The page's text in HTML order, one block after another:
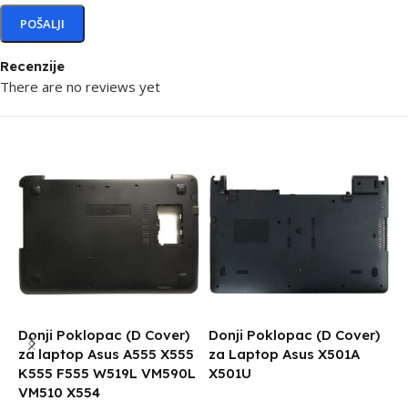
Recenzije
There are no reviews yet
Donji Poklopac (D Cover)
za laptop Asus A555 X555
K555 F555 W519L VM590L
VM510 X554
Donji Poklopac (D Cover)
za Laptop Asus X501A
X501U